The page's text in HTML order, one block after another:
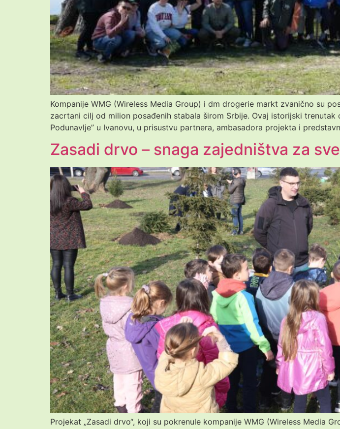
Kompanije WMG (Wireless Media Group) i dm drogerie markt zvanično su
zacrtani cilj od milion posađenih stabala širom Srbije. Ovaj istorijski
Podunavlje” u Ivanovu, u prisustvu partnera, ambasadora projekta i
Zasadi drvo – snaga zajedništva za
Projekat „Zasadi drvo“, koji su pokrenule kompanije WMG (Wireless Media